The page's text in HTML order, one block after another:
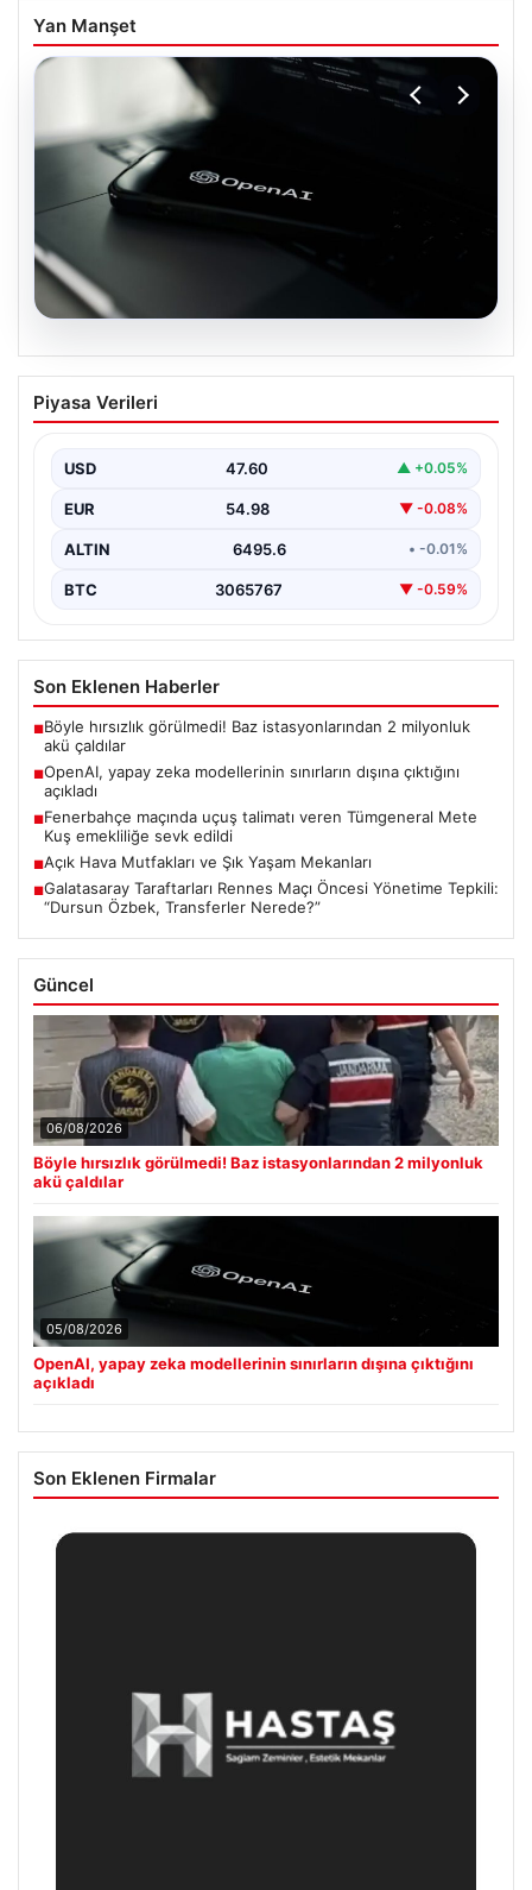
Yan Manşet
OpenAI, yapay zeka modellerinin
sınırların dışına çıktığını açıkladı
Piyasa Verileri
USD 47.60 ▲ +0.05%
EUR 54.98 ▼ -0.08%
ALTIN 6495.6 • -0.01%
BTC 3065767 ▼ -0.59%
Son Eklenen Haberler
■Böyle hırsızlık görülmedi! Baz istasyonlarından 2 milyonluk
akü çaldılar
■OpenAI, yapay zeka modellerinin sınırların dışına çıktığını
açıkladı
■Fenerbahçe maçında uçuş talimatı veren Tümgeneral Mete
Kuş emekliliğe sevk edildi
■Açık Hava Mutfakları ve Şık Yaşam Mekanları
■Galatasaray Taraftarları Rennes Maçı Öncesi Yönetime Tepkili:
“Dursun Özbek, Transferler Nerede?”
Güncel
06/08/2026
Böyle hırsızlık görülmedi! Baz istasyonlarından 2 milyonluk
akü çaldılar
05/08/2026
OpenAI, yapay zeka modellerinin sınırların dışına çıktığını
açıkladı
Son Eklenen Firmalar